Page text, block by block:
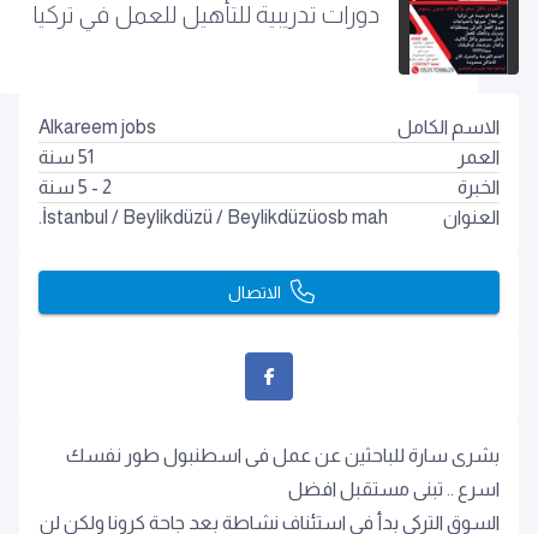
دورات تدريبية للتأهيل للعمل في تركيا
بشرى سارة للباحثين عن عمل فى اسطنبول طور نفسك
اسرع .. تبنى مستقبل افضل
السوق التركى بدأ فى استئناف نشاطة بعد جاحة كرونا ولكن لن
الاسم الكامل
Alkareem jobs
العمر
51 سنة
الخبرة
2 - 5 سنة
العنوان
İstanbul / Beylikdüzü / Beylikdüzüosb mah.
الاتصال